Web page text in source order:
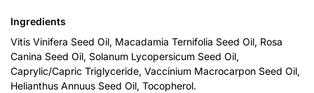
Ingredients
Vitis Vinifera Seed Oil, Macadamia Ternifolia Seed Oil, Rosa
Canina Seed Oil, Solanum Lycopersicum Seed Oil,
Caprylic/Capric Triglyceride, Vaccinium Macrocarpon Seed Oil,
Helianthus Annuus Seed Oil, Tocopherol.